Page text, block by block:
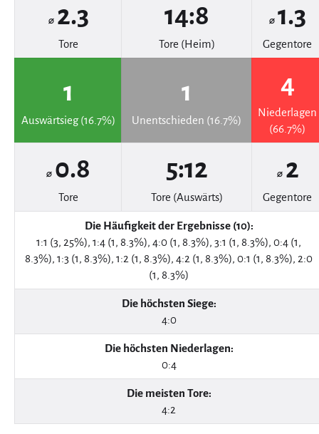
⌀ 2.3
Tore
14:8
Tore (Heim)
⌀ 1.3
Gegentore
1
Auswärtsieg (16.7%)
1
Unentschieden (16.7%)
4
Niederlagen
(66.7%)
⌀ 0.8
Tore
5:12
Tore (Auswärts)
⌀ 2
Gegentore
Die Häufigkeit der Ergebnisse (10):
1:1 (3, 25%), 1:4 (1, 8.3%), 4:0 (1, 8.3%), 3:1 (1, 8.3%), 0:4 (1,
8.3%), 1:3 (1, 8.3%), 1:2 (1, 8.3%), 4:2 (1, 8.3%), 0:1 (1, 8.3%), 2:0
(1, 8.3%)
Die höchsten Siege:
4:0
Die höchsten Niederlagen:
0:4
Die meisten Tore:
4:2